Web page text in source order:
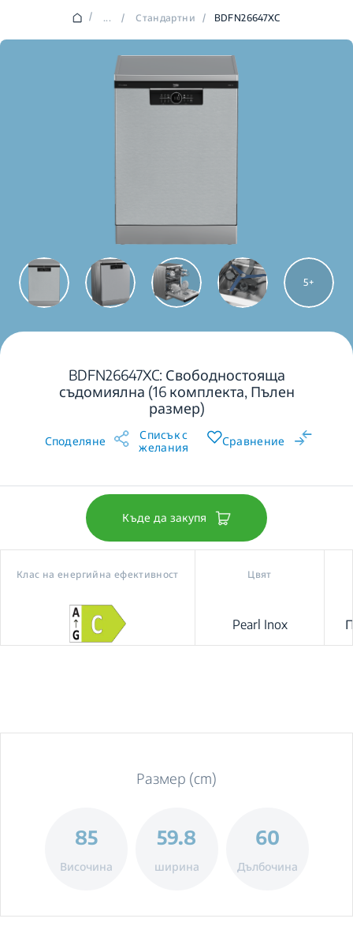
/ ... / Стандартни / BDFN26647XC
5
BDFN26647XC: Свободностояща
съдомиялна (16 комплекта, Пълен
размер)
Споделяне
Списък с
желания
Сравнение
Къде да закупя
Клас на енергийна ефективност Цвят
Pearl Inox
Размер (cm)
85
Височина
59.8
ширина
60
Дълбочина